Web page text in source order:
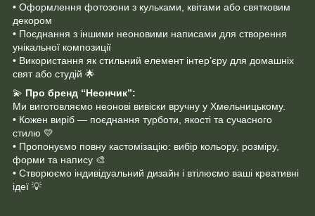
• Оформлення фотозони з кульками, квітами або святковим
декором
• Поєднання з іншими неоновими написами для створення
унікальної композиції
• Використання як стильний елемент інтер’єру для домашніх
свят або студій 🌟
💫 Про бренд “Неончик”:
Ми виготовляємо неонові вивіски вручну у Хмельницькому.
• Кожен виріб — поєднання турботи, якості та сучасного
стилю 💛
• Пропонуємо повну кастомізацію: вибір кольору, розміру,
форми та напису 🎨
• Створюємо індивідуальний дизайн і втілюємо ваші креативні
ідеї 💡